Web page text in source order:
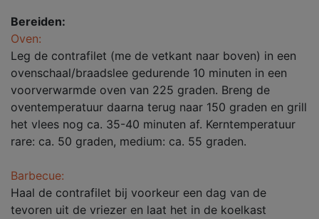
Bereiden:
Oven:
Leg de contrafilet (me de vetkant naar boven) in een
ovenschaal/braadslee gedurende 10 minuten in een
voorverwarmde oven van 225 graden. Breng de
oventemperatuur daarna terug naar 150 graden en grill
het vlees nog ca. 35-40 minuten af. Kerntemperatuur
rare: ca. 50 graden, medium: ca. 55 graden.
Barbecue:
Haal de contrafilet bij voorkeur een dag van de
tevoren uit de vriezer en laat het in de koelkast